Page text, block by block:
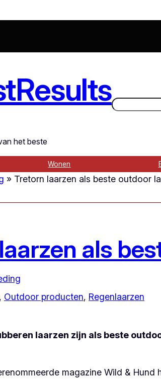
het beste
Zoeken
Wonen
» Tretorn laarzen als beste outdoor
als
, Outdoor producten, Regenlaarzen
laarzen zijn als beste
magazine Wild &